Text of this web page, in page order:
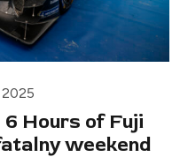
Hours of Fuji
weekend